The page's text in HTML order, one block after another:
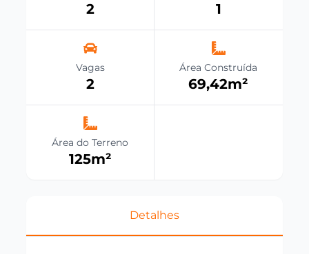
2 1
Vagas
2
Área Construída
69,42m²
Área do Terreno
125m²
Detalhes